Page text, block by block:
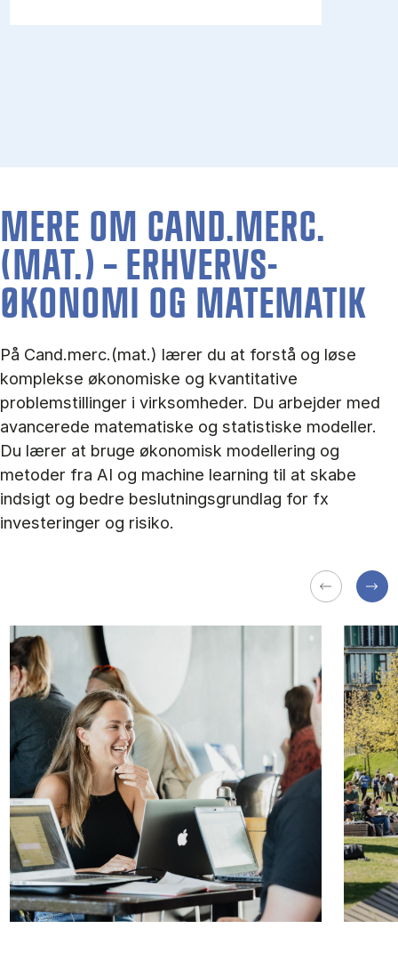
MERE OM CAND.MERC.
(MAT.) – ERHVERVS­
ØKONOMI OG MA­TE­MA­TIK
På Cand.merc.(mat.) lærer du at forstå og løse
komplekse økonomiske og kvantitative
problemstillinger i virksomheder. Du arbejder med
avancerede matematiske og statistiske modeller.
Du lærer at bruge økonomisk modellering og
metoder fra AI og machine learning til at skabe
indsigt og bedre beslutningsgrundlag for fx
investeringer og risiko.